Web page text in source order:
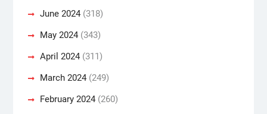
June 2024(318)
May 2024(343)
April 2024(311)
March 2024(249)
February 2024(260)